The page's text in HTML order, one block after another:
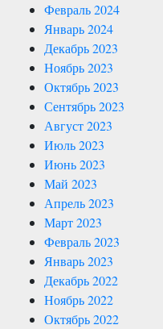
Февраль 2024
Январь 2024
Декабрь 2023
Ноябрь 2023
Октябрь 2023
Сентябрь 2023
Август 2023
Июль 2023
Июнь 2023
Май 2023
Апрель 2023
Март 2023
Февраль 2023
Январь 2023
Декабрь 2022
Ноябрь 2022
Октябрь 2022